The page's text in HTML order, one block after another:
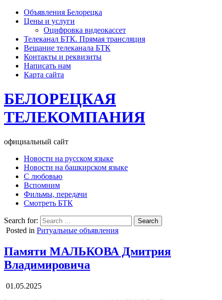
Объявления Белорецка
Цены и услуги
Оцифровка видеокассет
Телеканал БТК. Прямая трансляция
Вещание телеканала БТК
Контакты и реквизиты
Написать нам
Карта сайта
БЕЛОРЕЦКАЯ
ТЕЛЕКОМПАНИЯ
официальный сайт
Новости на русском языке
Новости на башкирском языке
С любовью
Вспомним
Фильмы, передачи
Смотреть БТК
Search for:
Posted in Ритуальные объявления
Памяти МАЛЬКОВА Дмитрия
Владимировича
01.05.2025